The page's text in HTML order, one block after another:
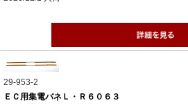
29-953-2
ＥＣ用集電バネＬ・Ｒ６０６３